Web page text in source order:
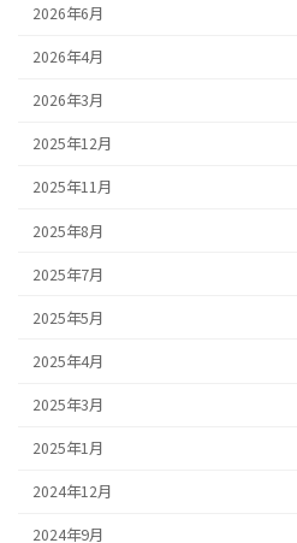
2026年6月
2026年4月
2026年3月
2025年12月
2025年11月
2025年8月
2025年7月
2025年5月
2025年4月
2025年3月
2025年1月
2024年12月
2024年9月